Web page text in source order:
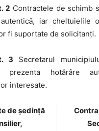
2Contractele de schimb
iar cheltuielile
fi suportate de solicitanţi.
3 Secretarul
prezenta hotărâre
interesate.
de şedinţă